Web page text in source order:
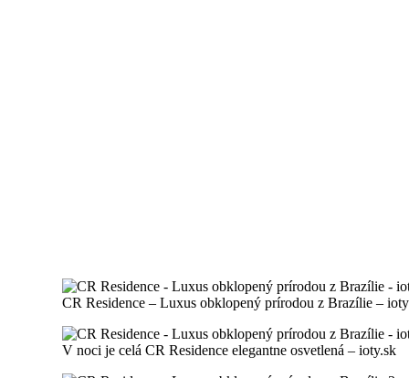
CR Residence – Luxus obklopený prírodou z Brazílie –
V noci je celá CR Residence elegantne osvetlená – ioty.sk